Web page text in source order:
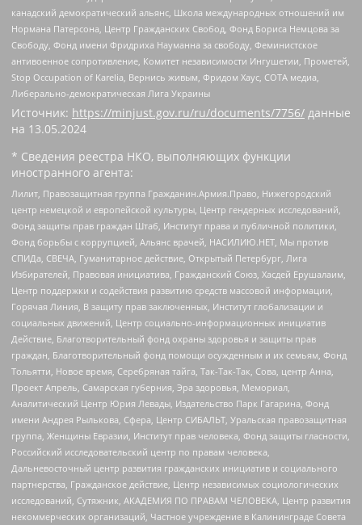
канадский демократический альянс, Школа международных отношений им
Нормана Патерсона, Центр Гражданских Свобод, Фонд Бориса Немцова за
Свободу, Фонд имени Фридриха Науманна за свободу, Феминистское
антивоенное сопротивление, Комитет независимости Ингушетии, Прометей,
Stop Occupation of Karelia, Вернись живым, Фридом Хаус, СОТА медиа,
Либерально-демократическая Лига Украины
Источник: https://minjust.gov.ru/ru/documents/7756/ данные
на 13.05.2024
* Сведения реестра НКО, выполняющих функции
иностранного агента:
Лилит, Правозащитная группа Гражданин.Армия.Право, Нижегородский
центр немецкой и европейской культуры, Центр гендерных исследований,
Фонд защиты прав граждан Штаб, Институт права и публичной политики,
Фонд борьбы с коррупцией, Альянс врачей, НАСИЛИЮ.НЕТ, Мы против
СПИДа, СВЕЧА, Гуманитарное действие, Открытый Петербург, Лига
Избирателей, Правовая инициатива, Гражданский Союз, Хасдей Ерушалаим,
Центр поддержки и содействия развитию средств массовой информации,
Горячая Линия, В защиту прав заключенных, Институт глобализации и
социальных движений, Центр социально-информационных инициатив
Действие, Благотворительный фонд охраны здоровья и защиты прав
граждан, Благотворительный фонд помощи осужденным и их семьям, Фонд
Тольятти, Новое время, Серебряная тайга, Так-Так-Так, Сова, центр Анна,
Проект Апрель, Самарская губерния, Эра здоровья, Мемориал,
Аналитический Центр Юрия Левады, Издательство Парк Гагарина, Фонд
имени Андрея Рылькова, Сфера, Центр СИБАЛЬТ, Уральская правозащитная
группа, Женщины Евразии, Институт прав человека, Фонд защиты гласности,
Российский исследовательский центр по правам человека,
Дальневосточный центр развития гражданских инициатив и социального
партнерства, Гражданское действие, Центр независимых социологических
исследований, Сутяжник, АКАДЕМИЯ ПО ПРАВАМ ЧЕЛОВЕКА, Центр развития
некоммерческих организаций, Частное учреждение в Калининграде Совета